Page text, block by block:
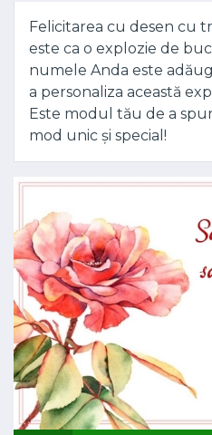
Felicitarea cu desen cu
este ca o explozie de
numele Anda este
a personaliza această
Este modul tău de a
mod unic și special!